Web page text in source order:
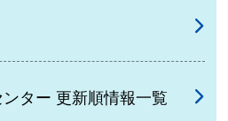
ター 更新順情報一覧